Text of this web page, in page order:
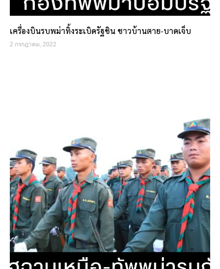
เครื่องบินรบพม่าทิ้งระเบิดรัฐชิน ชาวบ้านตาย-บาดเจ็บ
2 กรกฎาคม, 2022